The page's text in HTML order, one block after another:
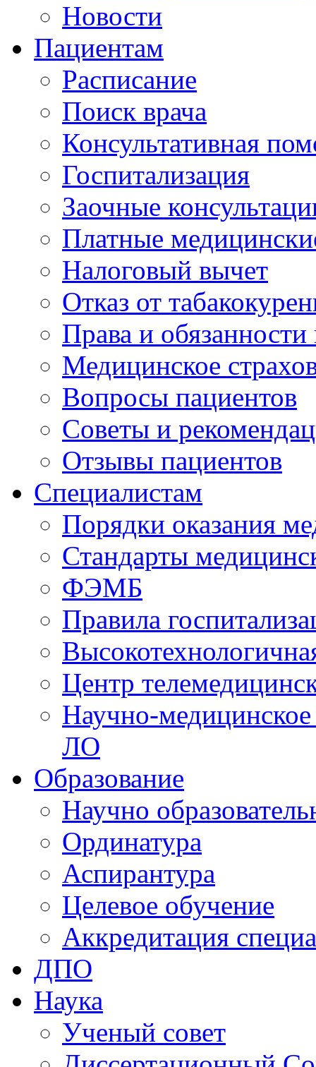
Новости
Пациентам
Расписание
Поиск врача
Консультативная
Госпитализация
Заочные
Платные
Налоговый вычет
Отказ от
Права и
Медицинское
Вопросы пациентов
Советы и
Отзывы пациентов
Специалистам
Порядки оказания
Стандарты
ФЭМБ
Правила
Центр
Научно-
ЛО
Образование
Научно
Ординатура
Аспирантура
Целевое обучение
Аккредитация
ДПО
Наука
Ученый совет